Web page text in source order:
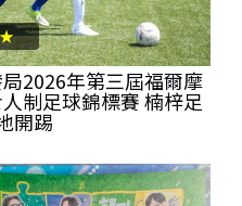
2026年第三屆福爾摩
制足球錦標賽 楠梓足
開踢